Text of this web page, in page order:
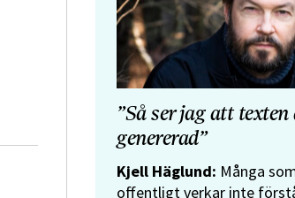
”Så ser jag att
genererad”
Kjell Häglund: Många
offentligt verkar inte